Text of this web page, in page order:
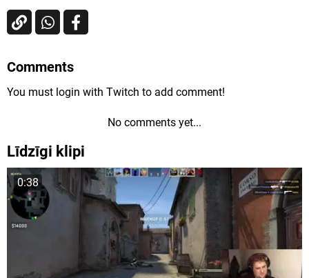
Comments
You must login with Twitch to add comment!
No comments yet...
Līdzīgi klipi
0:38